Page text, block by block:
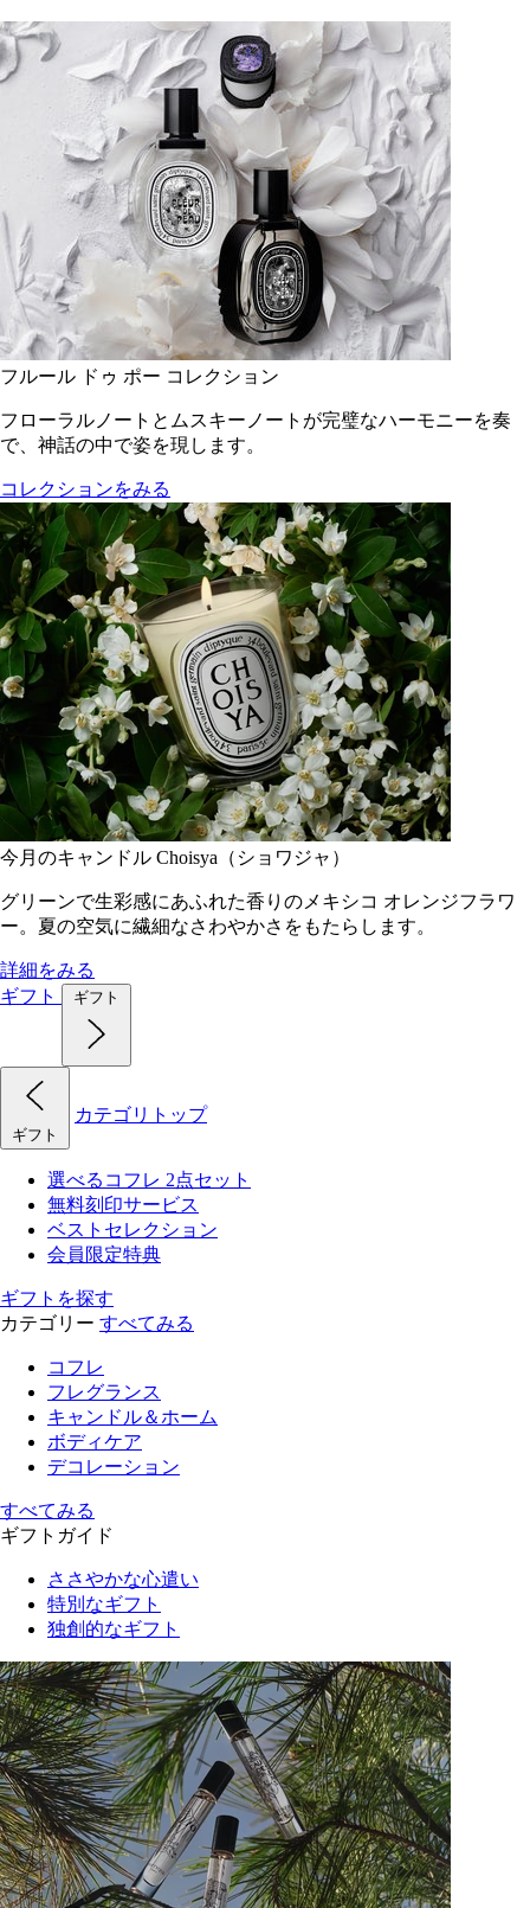
フルール ドゥ ポー コレクション
フローラルノートとムスキーノートが完璧なハーモニーを奏
で、神話の中で姿を現します。
コレクションをみる
今月のキャンドル Choisya（ショワジャ）
グリーンで生彩感にあふれた香りのメキシコ オレンジフラワ
ー。夏の空気に繊細なさわやかさをもたらします。
詳細をみる
ギフト
ギフト
ギフト
カテゴリトップ
選べるコフレ 2点セット
無料刻印サービス
ベストセレクション
会員限定特典
ギフトを探す
カテゴリー すべてみる
コフレ
フレグランス
キャンドル＆ホーム
ボディケア
デコレーション
すべてみる
ギフトガイド
ささやかな心遣い
特別なギフト
独創的なギフト